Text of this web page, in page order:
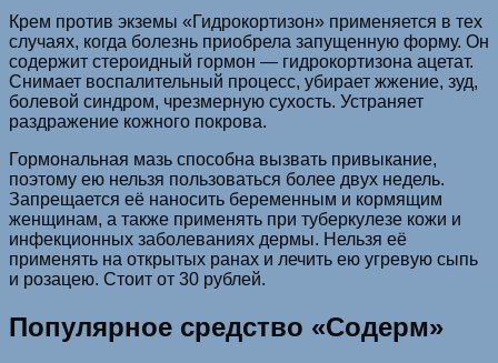
Крем против экземы «Гидрокортизон» применяется в тех
случаях, когда болезнь приобрела запущенную форму. Он
содержит стероидный гормон — гидрокортизона ацетат.
Снимает воспалительный процесс, убирает жжение, зуд,
болевой синдром, чрезмерную сухость. Устраняет
раздражение кожного покрова.
Гормональная мазь способна вызвать привыкание,
поэтому ею нельзя пользоваться более двух недель.
Запрещается её наносить беременным и кормящим
женщинам, а также применять при туберкулезе кожи и
инфекционных заболеваниях дермы. Нельзя её
применять на открытых ранах и лечить ею угревую сыпь
и розацею. Стоит от 30 рублей.
Популярное средство «Содерм»